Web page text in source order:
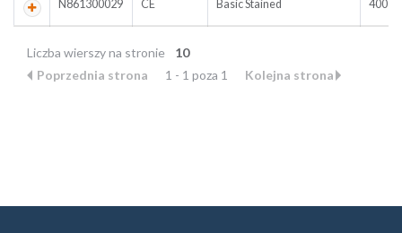
N861300029 CE Basic Stained 400
Liczba wierszy na stronie
10
Poprzednia strona
1 - 1 poza 1 Kolejna strona